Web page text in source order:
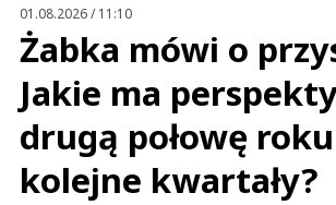
01.08.2026 / 11:10
Żabka mówi o
Jakie ma
drugą połowę
kolejne kwartały?